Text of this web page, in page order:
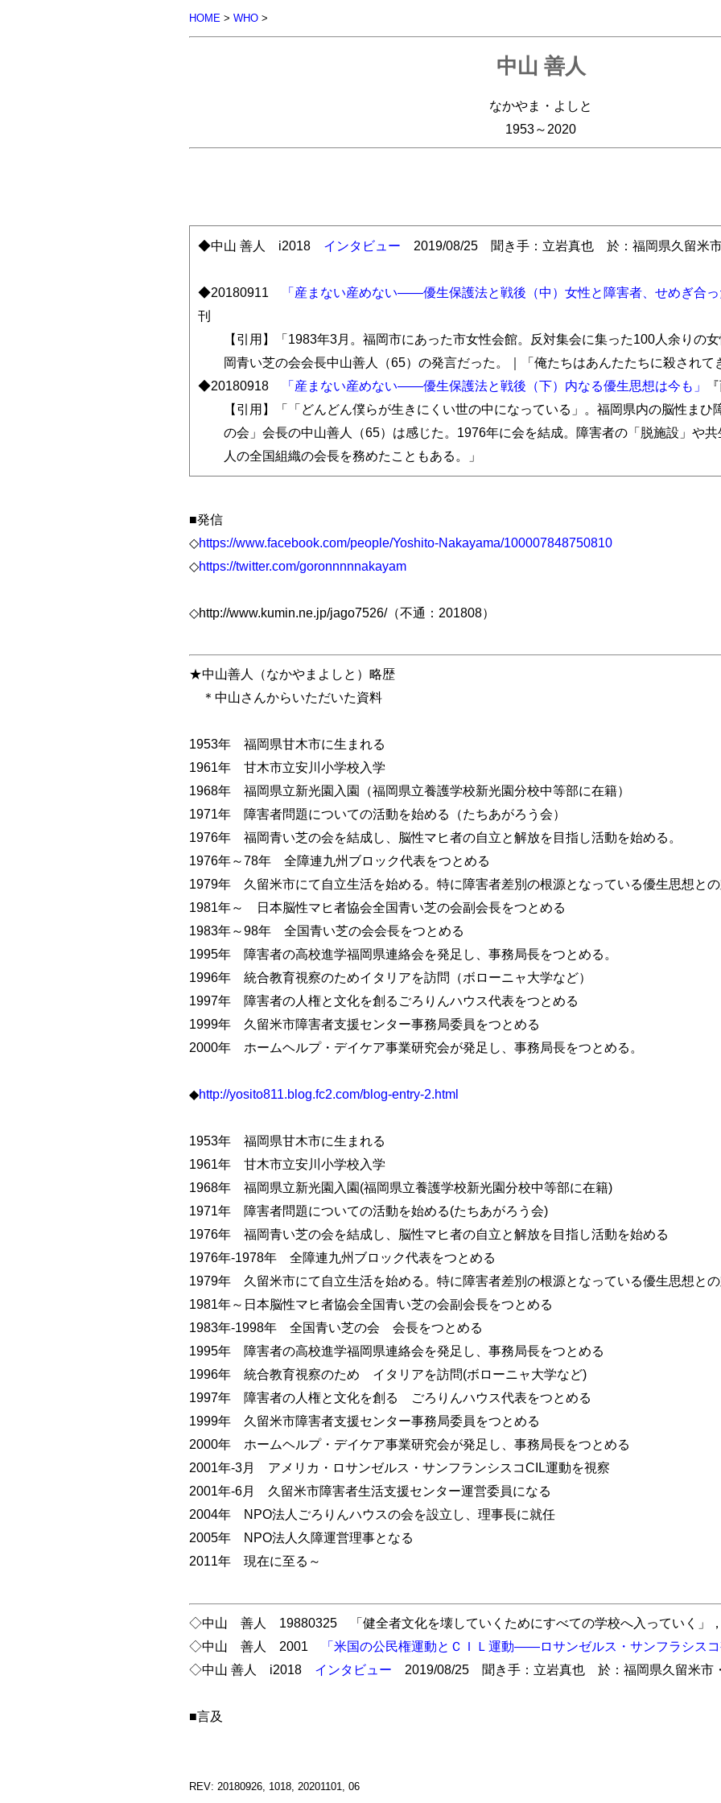
HOME> WHO>
中山 善人
なかやま・よしと
1953～2020
◆中山 善人 i2018 インタビュー 2019/08/25 聞き手：立岩真也 於：福岡県久留米市
◆20180911 「産まない産めない――優生保護法と戦後（中）女性と障害者、せめぎ合っ
刊
【引用】「1983年3月。福岡市にあった市女性会館。反対集会に集った100人余りの
岡青い芝の会会長中山善人（65）の発言だった。｜「俺たちはあんたたちに殺されて
◆20180918
「産まない産めない――優生保護法と戦後（下）内なる優生思想は今も」
【引用】「「どんどん僕らが生きにくい世の中になっている」。福岡県内の脳性ま
の会」会長の中山善人（65）は感じた。1976年に会を結成。障害者の「脱施設」や
人の全国組織の会長を務めたこともある。」
■発信
◇https://www.facebook.com/people/Yoshito-Nakayama/100007848750810
◇https://twitter.com/goronnnnnakayam
◇http://www.kumin.ne.jp/jago7526/（不通：201808）
★中山善人（なかやまよしと）略歴
＊中山さんからいただいた資料
1953年 福岡県甘木市に生まれる
1961年 甘木市立安川小学校入学
1968年 福岡県立新光園入園（福岡県立養護学校新光園分校中等部に在籍）
1971年 障害者問題についての活動を始める（たちあがろう会）
1976年 福岡青い芝の会を結成し、脳性マヒ者の自立と解放を目指し活動を始める。
1976年～78年 全障連九州ブロック代表をつとめる
1979年 久留米市にて自立生活を始める。特に障害者差別の根源となっている優生思想との
1981年～ 日本脳性マヒ者協会全国青い芝の会副会長をつとめる
1983年～98年 全国青い芝の会会長をつとめる
1995年 障害者の高校進学福岡県連絡会を発足し、事務局長をつとめる。
1996年 統合教育視察のためイタリアを訪問（ボローニャ大学など）
1997年 障害者の人権と文化を創るごろりんハウス代表をつとめる
1999年 久留米市障害者支援センター事務局委員をつとめる
2000年 ホームヘルプ・デイケア事業研究会が発足し、事務局長をつとめる。
◆http://yosito811.blog.fc2.com/blog-entry-2.html
1953年 福岡県甘木市に生まれる
1961年 甘木市立安川小学校入学
1968年 福岡県立新光園入園(福岡県立養護学校新光園分校中等部に在籍)
1971年 障害者問題についての活動を始める(たちあがろう会)
1976年 福岡青い芝の会を結成し、脳性マヒ者の自立と解放を目指し活動を始める
1976年-1978年 全障連九州ブロック代表をつとめる
1979年 久留米市にて自立生活を始める。特に障害者差別の根源となっている優生思想との
1981年～日本脳性マヒ者協会全国青い芝の会副会長をつとめる
1983年-1998年 全国青い芝の会 会長をつとめる
1995年 障害者の高校進学福岡県連絡会を発足し、事務局長をつとめる
1996年 統合教育視察のため イタリアを訪問(ボローニャ大学など)
1997年 障害者の人権と文化を創る ごろりんハウス代表をつとめる
1999年 久留米市障害者支援センター事務局委員をつとめる
2000年 ホームヘルプ・デイケア事業研究会が発足し、事務局長をつとめる
2001年-3月 アメリカ・ロサンゼルス・サンフランシスコCIL運動を視察
2001年-6月 久留米市障害者生活支援センター運営委員になる
2004年 NPO法人ごろりんハウスの会を設立し、理事長に就任
2005年 NPO法人久障運営理事となる
2011年 現在に至る～
◇中山 善人 19880325 「健全者文化を壊していくためにすべての学校へ入っていく」
◇中山 善人 2001
「米国の公民権運動とＣＩＬ運動――ロサンゼルス・サンフラシスコ
◇中山 善人 i2018 インタビュー 2019/08/25 聞き手：立岩真也 於：福岡県久留米市
■言及
REV: 20180926, 1018, 20201101, 06